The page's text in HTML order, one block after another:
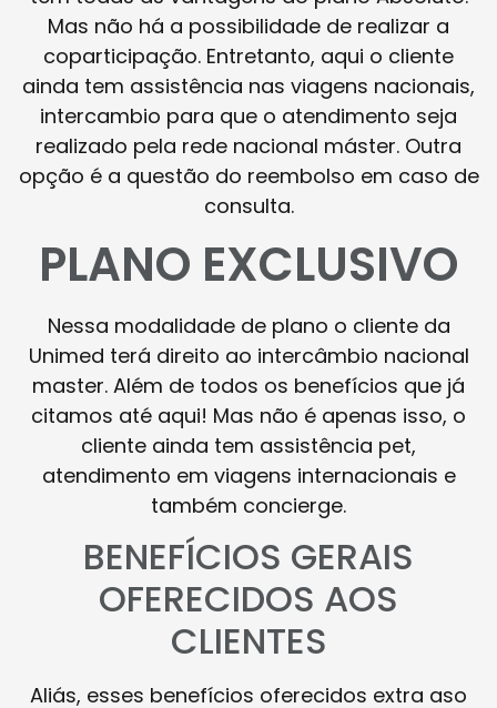
Mas não há a possibilidade de realizar a
coparticipação. Entretanto, aqui o cliente
ainda tem assistência nas viagens nacionais,
intercambio para que o atendimento seja
realizado pela rede nacional máster. Outra
opção é a questão do reembolso em caso de
consulta.
PLANO EXCLUSIVO
Nessa modalidade de plano o cliente da
Unimed terá direito ao intercâmbio nacional
master. Além de todos os benefícios que já
citamos até aqui! Mas não é apenas isso, o
cliente ainda tem assistência pet,
atendimento em viagens internacionais e
também concierge.
BENEFÍCIOS GERAIS
OFERECIDOS AOS
CLIENTES
Aliás, esses benefícios oferecidos extra aso